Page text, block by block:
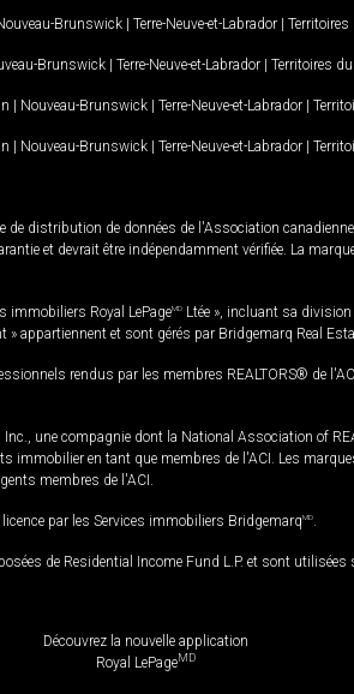
Brunswick | Terre-Neuve-et-Labrador |
Brunswick | Terre-Neuve-et-Labrador | Territoires
| Nouveau-Brunswick | Terre-Neuve-et-Labrador |
| Nouveau-Brunswick | Terre-Neuve-et-Labrador |
de distribution de données de l'Association
et devrait être indépendamment vérifiée. La
immobiliers Royal LePageMD Ltée », incluant sa division
appartiennent et sont gérés par Bridgemarq Real
rendus par les membres REALTORS® de
une compagnie dont la National Association of
immobilier en tant que membres de l'ACI. Les
membres de l'ACI.
par les Services immobiliers BridgemarqMD
de Residential Income Fund L.P. et sont
Découvrez la nouvelle application
Royal LePageMD